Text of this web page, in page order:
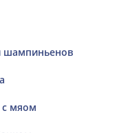
шампиньенов
мяом